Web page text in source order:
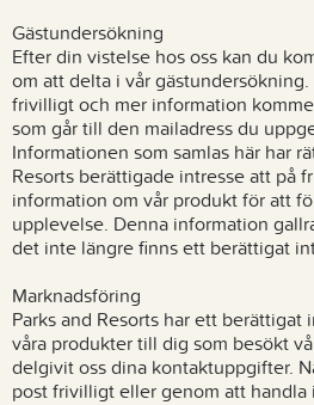
Gästundersökning
Efter din vistelse hos oss kan du
om att delta i vår
frivilligt och mer information
som går till den mailadress du
Informationen som samlas här har
Resorts berättigade intresse att på
information om vår produkt för att
upplevelse. Denna information
det inte längre finns ett berättigat
Marknadsföring
Parks and Resorts har ett berättigat
våra produkter till dig som besökt
delgivit oss dina kontaktuppgifter.
post frivilligt eller genom att handla